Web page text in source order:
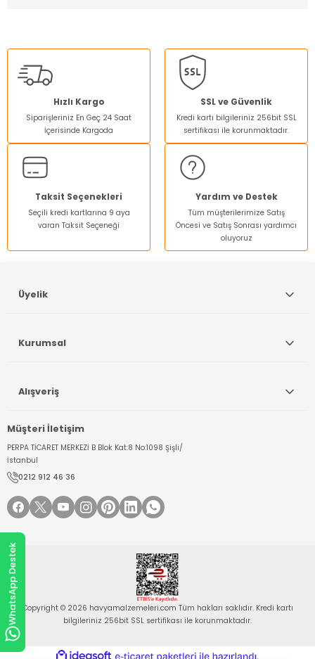
kullanarak tarafımıza iletebilirsiniz.
Görüş ve önerileriniz için teşekkür ederiz.
Ürün resmi kalitesiz, bozuk veya görüntülenemiyor.
Ürün açıklamasında eksik bilgiler bulunuyor.
Ürün bilgilerinde hatalar bulunuyor.
Ürün fiyatı diğer sitelerden daha pahalı.
Bu ürüne benzer farklı alternatifler olmalı.
Hızlı Kargo
Siparişleriniz En Geç 24 Saat
İçerisinde Kargoda
SSL ve Güvenlik
Kredi kartı bilgileriniz 256bit SSL
sertifikası ile korunmaktadır.
Taksit Seçenekleri
Seçili kredi kartlarına 9 aya
varan Taksit Seçeneği
Yardım ve Destek
Tüm müşterilerimize Satış
Öncesi ve Satış Sonrası yardımcı
oluyoruz
Müşteri İletişim
PERPA TİCARET MERKEZİ B Blok Kat:8 No:1098 Şişli/
İstanbul
0212 912 46 36
Üyelik
Kurumsal
Alışveriş
Copyright © 2026 havyamalzemeleri.com Tüm hakları saklıdır. Kredi kartı
bilgileriniz 256bit SSL sertifikası ile korunmaktadır.
WhatsApp Destek
ideasoft e-